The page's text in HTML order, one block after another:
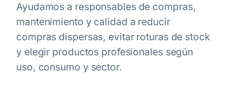
Ayudamos a responsables de compras,
mantenimiento y calidad a reducir
compras dispersas, evitar roturas de stock
y elegir productos profesionales según
uso, consumo y sector.